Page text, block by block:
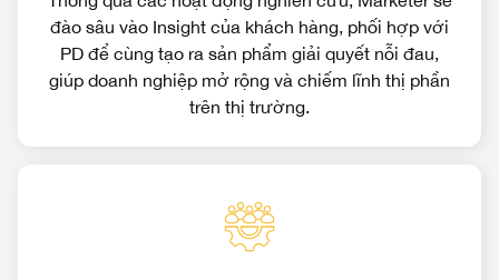
đào sâu vào Insight của khách hàng, phối hợp với
PD để cùng tạo ra sản phẩm giải quyết nỗi đau,
giúp doanh nghiệp mở rộng và chiếm lĩnh thị phần
trên thị trường.